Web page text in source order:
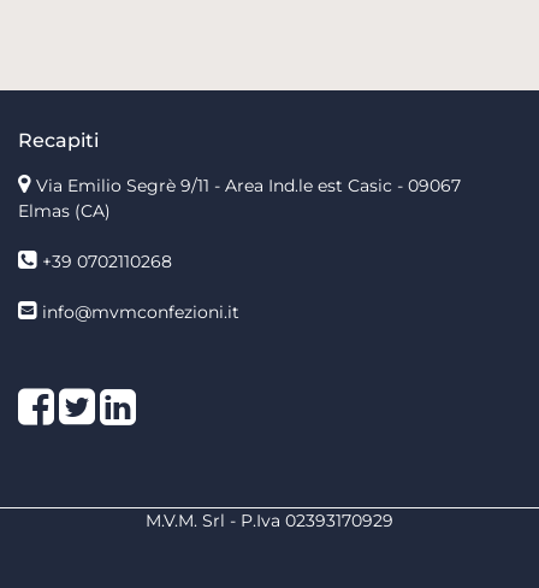
Recapiti
Via Emilio Segrè 9/11 - Area Ind.le est Casic - 09067
Elmas (CA)
+39 0702110268
info@mvmconfezioni.it
Facebook
TwitterLinkedIn
M.V.M. Srl - P.Iva 02393170929